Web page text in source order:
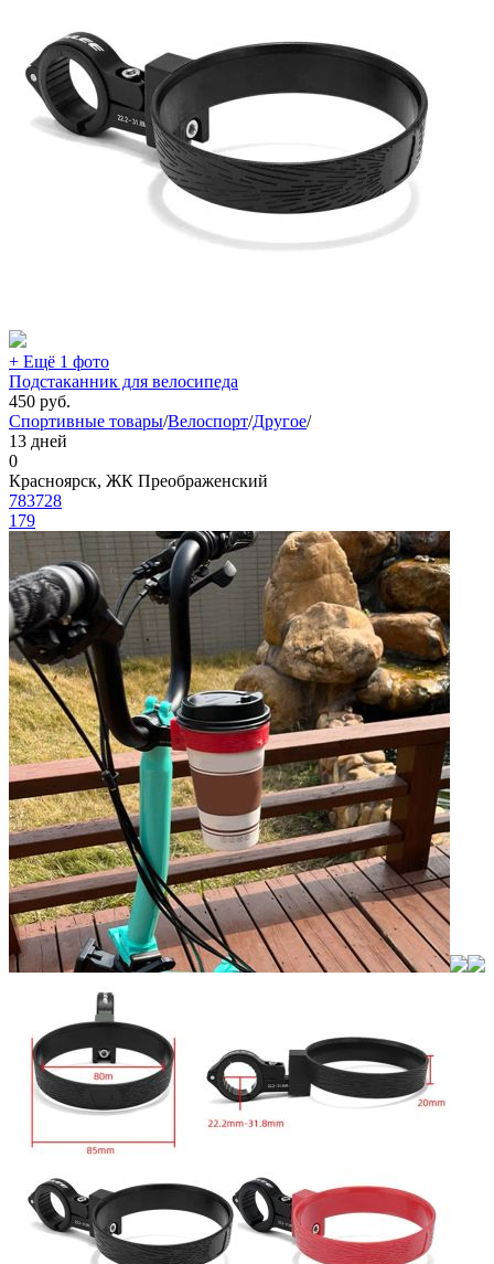
+ Ещё 1 фото
Подстаканник для велосипеда
450 руб.
Спортивные товары/Велоспорт/Другое/
13 дней
0
Красноярск, ЖК Преображенский
783728
179